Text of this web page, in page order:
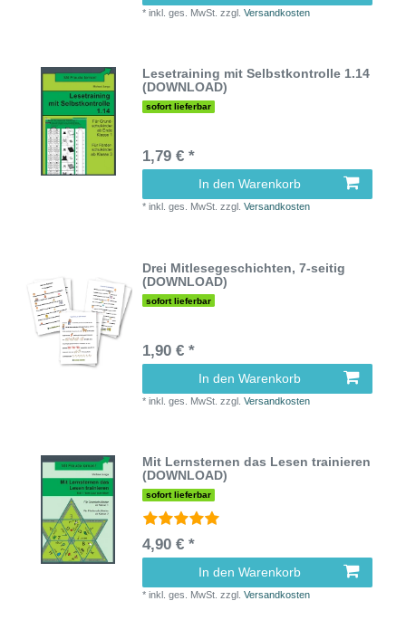
*inkl. ges. MwSt. zzgl.Versandkosten
Lesetraining mit Selbstkontrolle 1.14
(DOWNLOAD)
sofort lieferbar
1,79 € *
In den Warenkorb
*inkl. ges. MwSt. zzgl.Versandkosten
Drei Mitlesegeschichten, 7-seitig
(DOWNLOAD)
sofort lieferbar
1,90 € *
In den Warenkorb
*inkl. ges. MwSt. zzgl.Versandkosten
Mit Lernsternen das Lesen trainieren
(DOWNLOAD)
sofort lieferbar
4,90 € *
In den Warenkorb
*inkl. ges. MwSt. zzgl.Versandkosten